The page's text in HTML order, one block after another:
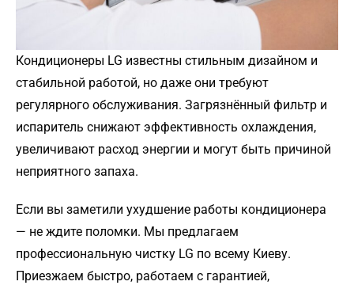
Кондиционеры LG известны стильным дизайном и
стабильной работой, но даже они требуют
регулярного обслуживания. Загрязнённый фильтр и
испаритель снижают эффективность охлаждения,
увеличивают расход энергии и могут быть причиной
неприятного запаха.
Если вы заметили ухудшение работы кондиционера
— не ждите поломки. Мы предлагаем
профессиональную чистку LG по всему Киеву.
Приезжаем быстро, работаем с гарантией,